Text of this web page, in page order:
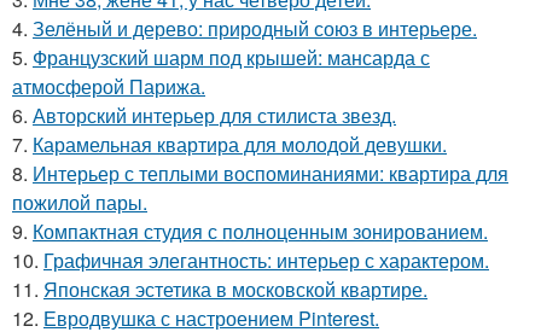
4. Зелёный и дерево: природный союз в интерьере.
5. Французский шарм под крышей: мансарда с
атмосферой Парижа.
6. Авторский интерьер для стилиста звезд.
7. Карамельная квартира для молодой девушки.
8. Интерьер с теплыми воспоминаниями: квартира для
пожилой пары.
9. Компактная студия с полноценным зонированием.
10. Графичная элегантность: интерьер с характером.
11. Японская эстетика в московской квартире.
12. Евродвушка с настроением Pinterest.